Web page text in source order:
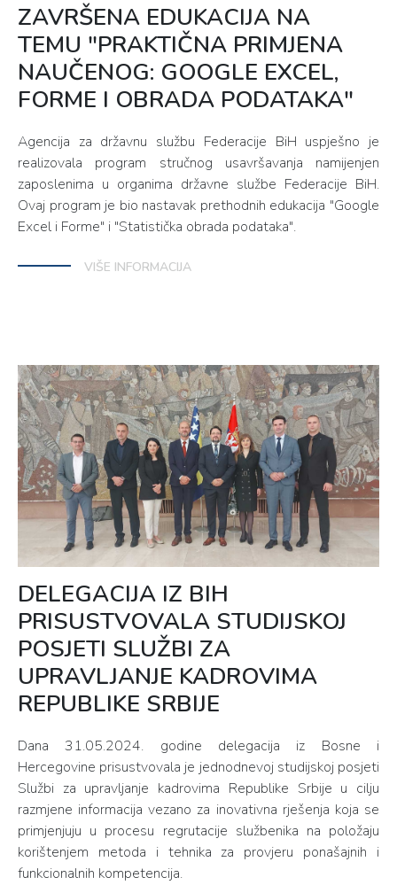
ZAVRŠENA EDUKACIJA NA
TEMU "PRAKTIČNA PRIMJENA
NAUČENOG: GOOGLE EXCEL,
FORME I OBRADA PODATAKA"
Agencija za državnu službu Federacije BiH uspješno je
realizovala program stručnog usavršavanja namijenjen
zaposlenima u organima državne službe Federacije BiH.
Ovaj program je bio nastavak prethodnih edukacija "Google
Excel i Forme" i "Statistička obrada podataka".
VIŠE INFORMACIJA
DELEGACIJA IZ BIH
PRISUSTVOVALA STUDIJSKOJ
POSJETI SLUŽBI ZA
UPRAVLJANJE KADROVIMA
REPUBLIKE SRBIJE
Dana 31.05.2024. godine delegacija iz Bosne i
Hercegovine prisustvovala je jednodnevoj studijskoj posjeti
Službi za upravljanje kadrovima Republike Srbije u cilju
razmjene informacija vezano za inovativna rješenja koja se
primjenjuju u procesu regrutacije službenika na položaju
korištenjem metoda i tehnika za provjeru ponašajnih i
funkcionalnih kompetencija.